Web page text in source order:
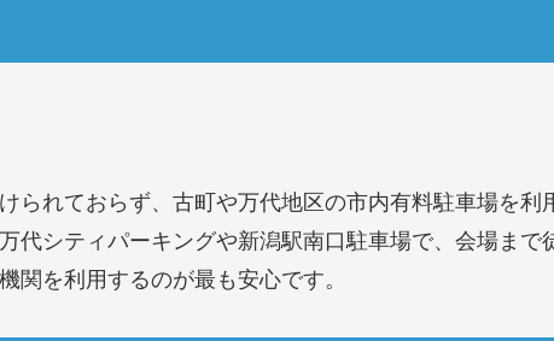
られておらず、古町や万代地区の市内有料駐車場を利
代シティパーキングや新潟駅南口駐車場で、会場まで
関を利用するのが最も安心です。